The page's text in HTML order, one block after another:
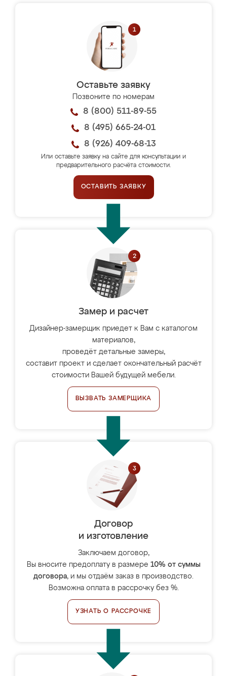
Оставьте заявку
Позвоните по номерам
8 (800) 511-89-55
8 (495) 665-24-01
8 (926) 409-68-13
Или оставьте заявку на сайте для консультации и
предварительного расчёта стоимости.
ОСТАВИТЬ ЗАЯВКУ
Замер и расчет
Дизайнер-замерщик приедет к Вам с каталогом
материалов,
проведёт детальные замеры,
составит проект и сделает окончательный расчёт
стоимости Вашей будущей мебели.
ВЫЗВАТЬ ЗАМЕРЩИКА
Договор
и изготовление
Заключаем договор,
Вы вносите предоплату в размере 10% от суммы
договора, и мы отдаём заказ в производство.
Возможна оплата в рассрочку без %.
УЗНАТЬ О РАССРОЧКЕ